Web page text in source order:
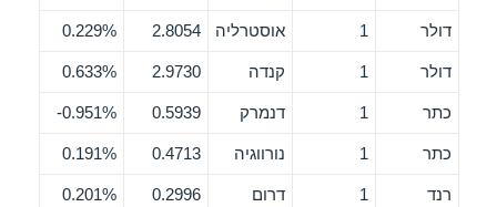
דולר 1 אוסטרליה 2.8054
0.229%
דולר 1 קנדה 2.9730
0.633%
כתר 1 דנמרק 0.5939
0.951%-
כתר 1 נורווגיה 0.4713
0.191%
רנד 1
דרום
0.2996
0.201%